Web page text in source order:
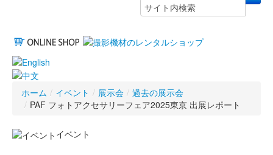
ホーム / イベント / 展示会 / 過去の展示会
/ PAF フォトアクセサリーフェア2025東京 出展レポート
イベント